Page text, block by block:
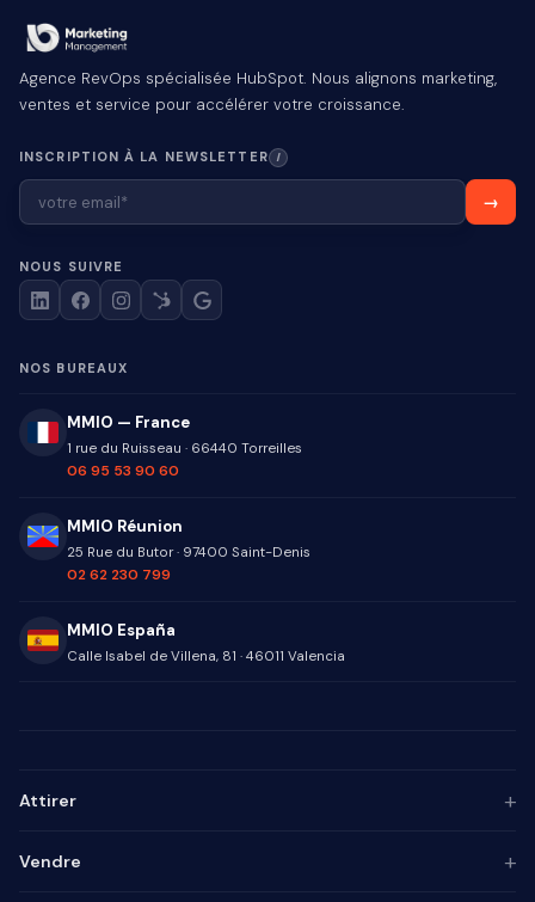
Agence RevOps spécialisée HubSpot. Nous alignons marketing,
ventes et service pour accélérer votre croissance.
INSCRIPTION À LA NEWSLETTER I
NOUS SUIVRE
NOS BUREAUX
MMIO — France
1 rue du Ruisseau · 66440 Torreilles
06 95 53 90 60
MMIO Réunion
25 Rue du Butor· 97400 Saint-Denis
02 62 230 799
MMIO España
Calle Isabel de Villena, 81 · 46011 Valencia
Attirer +
Marketing de contenu
Vendre +